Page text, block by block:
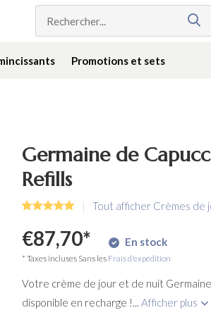
Promotions et sets
Germaine de
Refills
Tout afficher Crèmes de
€87,70* En stock
* Taxes incluses Sans les Frais d'expédition
Votre crème de jour et de nuit
disponible en recharge !...Afficher plus